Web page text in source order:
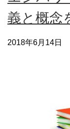
義と概念
2018年6月14日